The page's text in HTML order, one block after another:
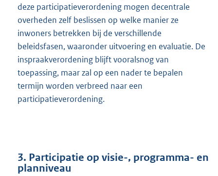
deze participatieverordening mogen decentrale
overheden zelf beslissen op welke manier ze
inwoners betrekken bij de verschillende
beleidsfasen, waaronder uitvoering en evaluatie. De
inspraakverordening blijft vooralsnog van
toepassing, maar zal op een nader te bepalen
termijn worden verbreed naar een
participatieverordening.
3. Participatie op visie-, programma- en
planniveau